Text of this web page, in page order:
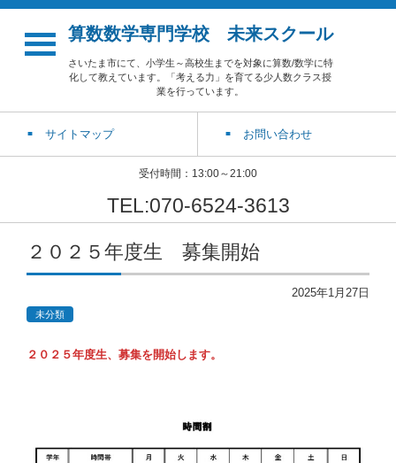
算数数学専門学校 未来スクール
さいたま市にて、小学生～高校生までを対象に算数/数学に特
化して教えています。「考える力」を育てる少人数クラス授
業を行っています。
サイトマップ お問い合わせ
受付時間：13:00～21:00
TEL:070-6524-3613
２０２５年度生 募集開始
2025年1月27日
未分類
２０２５年度生、募集を開始します。